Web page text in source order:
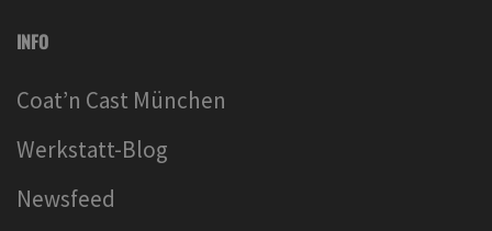
INFO
Coat’n Cast München
Werkstatt-Blog
Newsfeed